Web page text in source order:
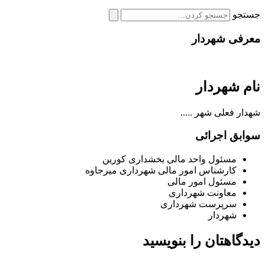
جستجو
معرفی شهردار
نام شهردار
شهدار فعلی شهر .....
سوابق اجرائی
مسئول واحد مالی بخشداری کورین
کارشناس امور مالی شهرداری میرجاوه
مسئول امور مالی
معاونت شهرداری
سرپرست شهرداری
شهردار
دیدگاهتان را بنویسید